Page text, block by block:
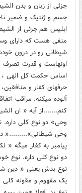
جزئی از زبان و بدن
جسم و ژنتیک و ضمیر
ابلیس هم جزئی از
منفی هست که دارای
شیطانی رو در درون
اونهاست و قدرت تصرف
اساس حکمت کل الهی ،
حرفهای کفار و
آلوده میکنه. مراقب
کنم.......از آیه « ان
وحی» دو نوع کلی
وحی شیطانی».........«
پیامبر به کفار میگه
دو نوع کلی داره. نوع
نوع بدش یعنی « دین
یک مفهوم و مقوله